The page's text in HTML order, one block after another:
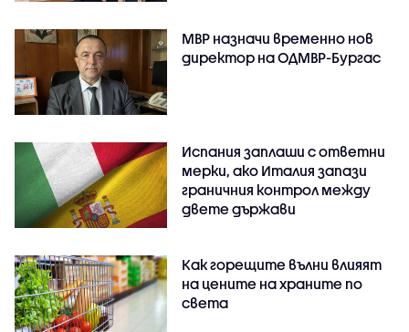
МВР назначи временно нов
директор на ОДМВР-Бургас
Испания заплаши с ответни
мерки, ако Италия запази
граничния контрол между
двете държави
Как горещите вълни влияят
на цените на храните по
света